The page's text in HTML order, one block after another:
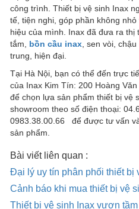
công trình. Thiết bị vệ sinh Inax
tế, tiện nghi, góp phần không
hiệu của mình. Inax đã đưa ra
tắm, bồn cầu inax , sen vòi,
trung, hiện đại.
Tại Hà Nội, bạn có thể đến trực
của Inax Kim Tín: 200 Hoàng
để chọn lựa sản phẩm thiết bị vệ
showroom theo số điện thoại:
0983.38.00.66 để được tư vấn
sản phẩm.
Bài viết liên quan :
Đại lý uy tín phân phối thiết bị
Cảnh báo khi mua thiết bị vệ
Thiết bị vệ sinh Inax vươn